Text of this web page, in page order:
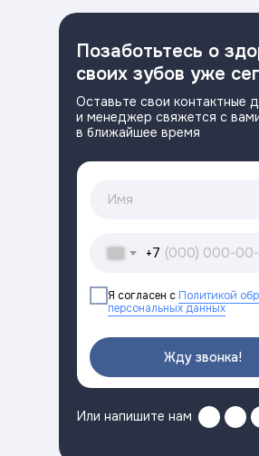
Или напишите нам
Оставьте свои контактные
и менеджер свяжется с
в ближайшее время
Позаботьтесь о
своих зубов уже
+7
Я согласен с Политикой
персональных данных
Жду звонка!